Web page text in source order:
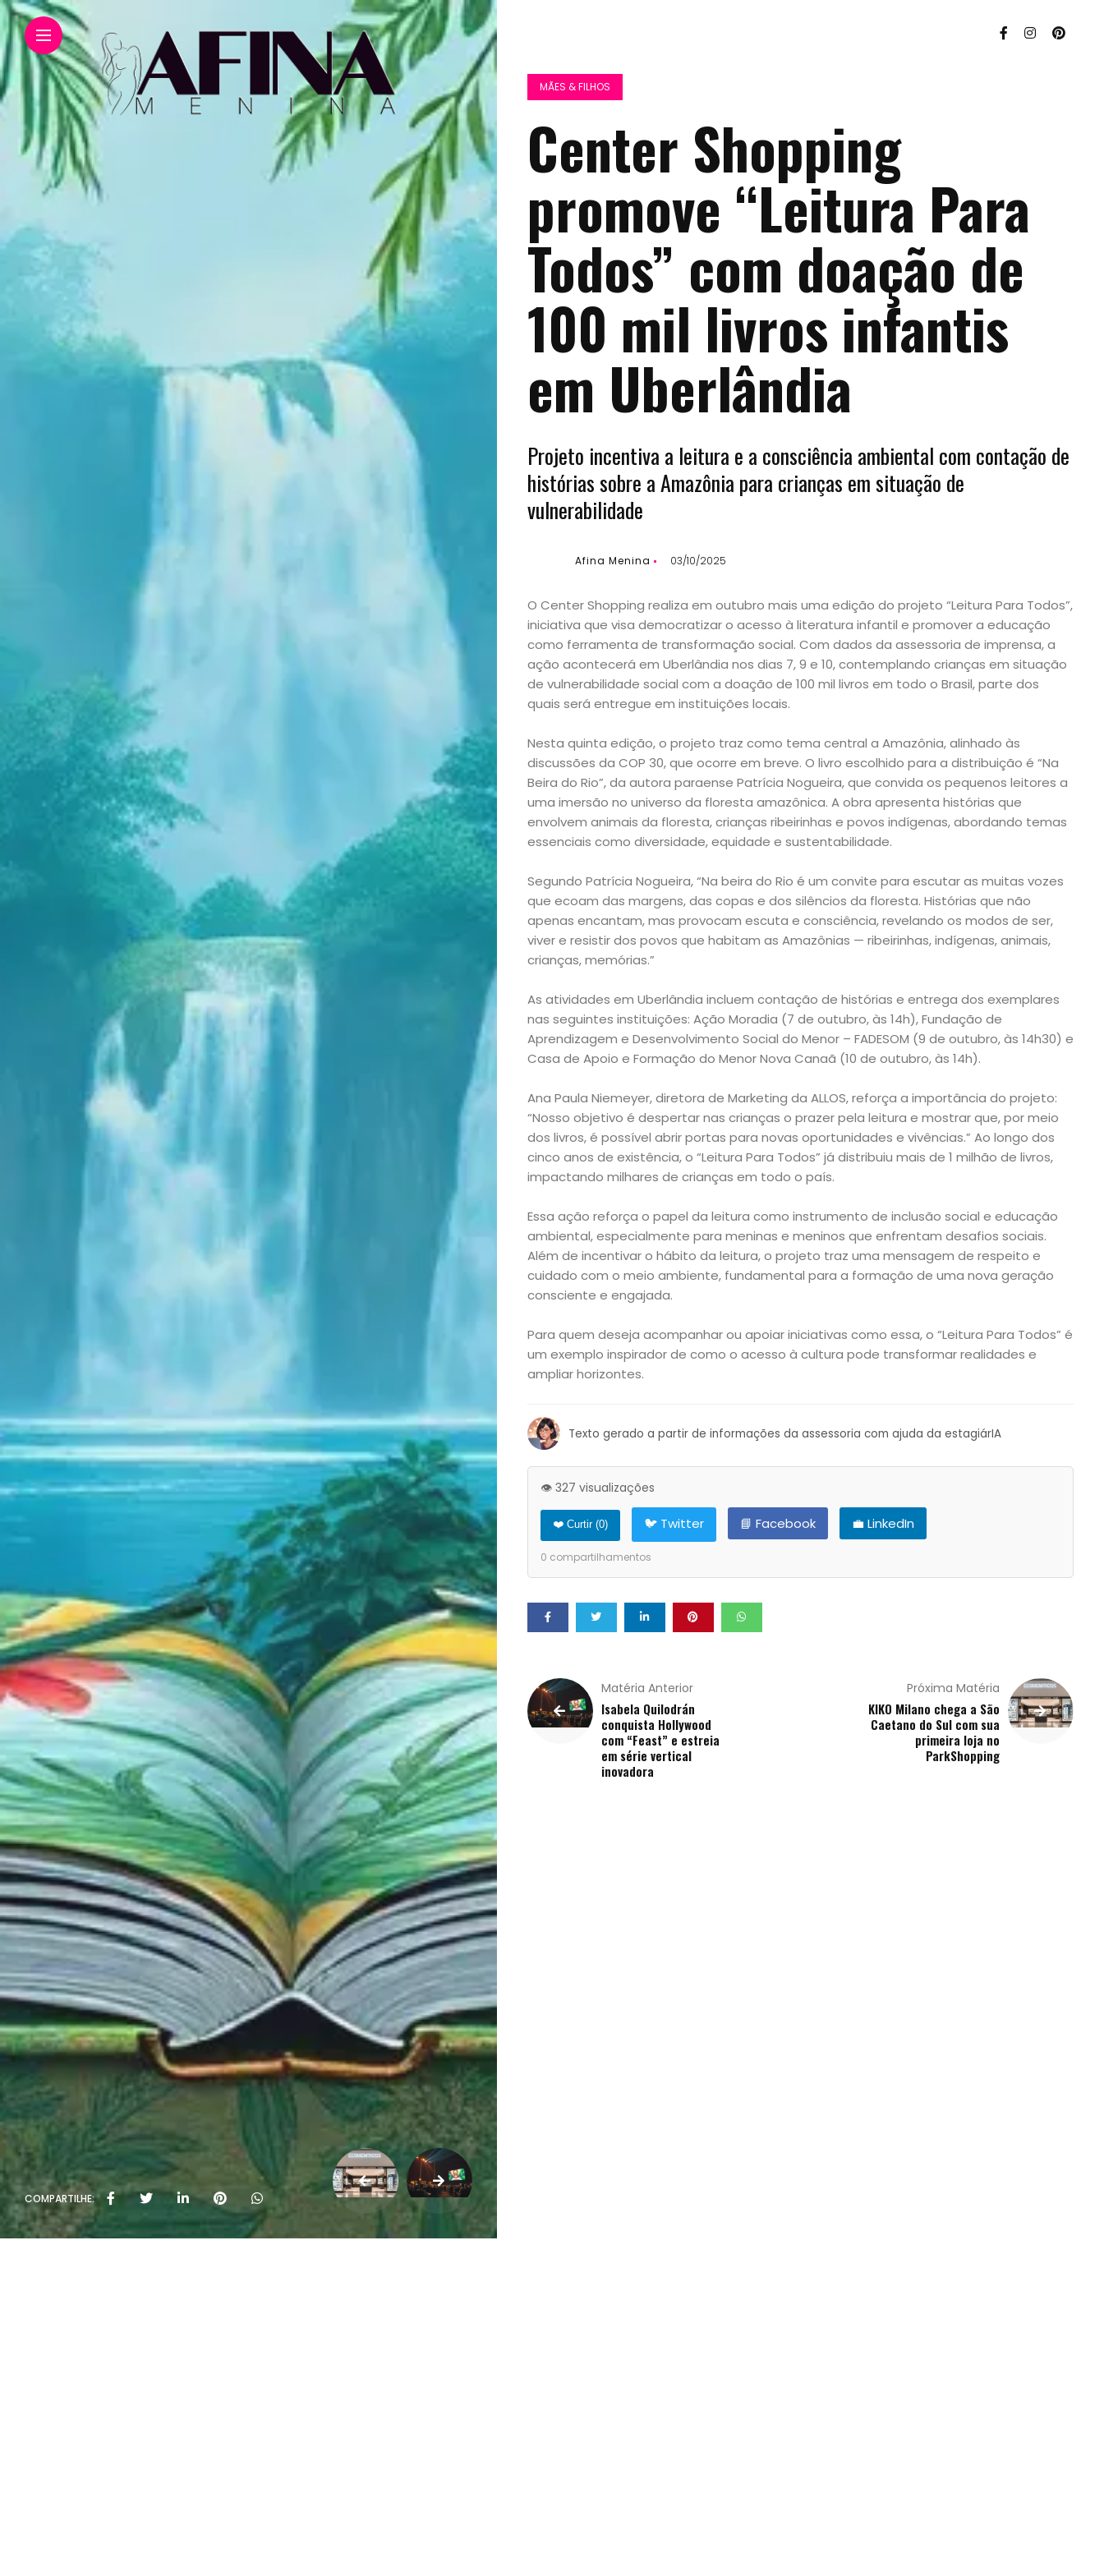
Início
Academia
Beleza
Bora
lá!
Casa
e
Decoração
Exclusiva
Homem
Mães
&
Filhos
Notícias
Opinião
Pets
Receitas
Saúde
Qualidade
COMPARTILHE:
MÃES & FILHOS
Center Shopping
promove “Leitura Para
Todos” com doação de
100 mil livros infantis
em Uberlândia
Projeto incentiva a leitura e a consciência ambiental com contação de
histórias sobre a Amazônia para crianças em situação de
vulnerabilidade
Afina Menina 03/10/2025
O Center Shopping realiza em outubro mais uma edição do projeto “Leitura Para Todos”,
iniciativa que visa democratizar o acesso à literatura infantil e promover a educação
como ferramenta de transformação social. Com dados da assessoria de imprensa, a
ação acontecerá em Uberlândia nos dias 7, 9 e 10, contemplando crianças em situação
de vulnerabilidade social com a doação de 100 mil livros em todo o Brasil, parte dos
quais será entregue em instituições locais.
Nesta quinta edição, o projeto traz como tema central a Amazônia, alinhado às
discussões da COP 30, que ocorre em breve. O livro escolhido para a distribuição é “Na
Beira do Rio”, da autora paraense Patrícia Nogueira, que convida os pequenos leitores a
uma imersão no universo da floresta amazônica. A obra apresenta histórias que
envolvem animais da floresta, crianças ribeirinhas e povos indígenas, abordando temas
essenciais como diversidade, equidade e sustentabilidade.
Segundo Patrícia Nogueira, “Na beira do Rio é um convite para escutar as muitas vozes
que ecoam das margens, das copas e dos silêncios da floresta. Histórias que não
apenas encantam, mas provocam escuta e consciência, revelando os modos de ser,
viver e resistir dos povos que habitam as Amazônias — ribeirinhas, indígenas, animais,
crianças, memórias.”
As atividades em Uberlândia incluem contação de histórias e entrega dos exemplares
nas seguintes instituições: Ação Moradia (7 de outubro, às 14h), Fundação de
Aprendizagem e Desenvolvimento Social do Menor – FADESOM (9 de outubro, às 14h30) e
Casa de Apoio e Formação do Menor Nova Canaã (10 de outubro, às 14h).
Ana Paula Niemeyer, diretora de Marketing da ALLOS, reforça a importância do projeto:
“Nosso objetivo é despertar nas crianças o prazer pela leitura e mostrar que, por meio
dos livros, é possível abrir portas para novas oportunidades e vivências.” Ao longo dos
cinco anos de existência, o “Leitura Para Todos” já distribuiu mais de 1 milhão de livros,
impactando milhares de crianças em todo o país.
Essa ação reforça o papel da leitura como instrumento de inclusão social e educação
ambiental, especialmente para meninas e meninos que enfrentam desafios sociais.
Além de incentivar o hábito da leitura, o projeto traz uma mensagem de respeito e
cuidado com o meio ambiente, fundamental para a formação de uma nova geração
consciente e engajada.
Para quem deseja acompanhar ou apoiar iniciativas como essa, o “Leitura Para Todos” é
um exemplo inspirador de como o acesso à cultura pode transformar realidades e
ampliar horizontes.
Texto gerado a partir de informações da assessoria com ajuda da estagiárIA
👁️ 327 visualizações
❤️ Curtir (0) 🐦 Twitter 📘 Facebook 💼 LinkedIn
0 compartilhamentos
Matéria Anterior
Isabela Quilodrán
conquista Hollywood
com “Feast” e estreia
em série vertical
inovadora
Próxima Matéria
KIKO Milano chega a São
Caetano do Sul com sua
primeira loja no
ParkShopping